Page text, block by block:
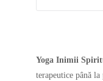
Yoga Inimii
terapeutice până